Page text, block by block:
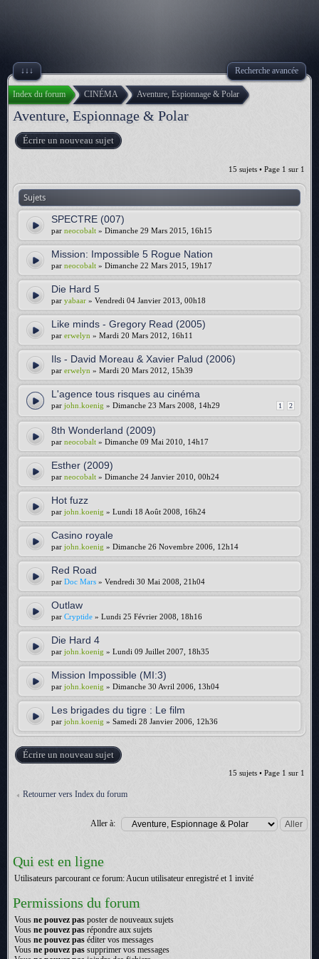
↓↓↓ Recherche avancée
Index du forum CINÉMA Aventure, Espionnage & Polar
Aventure, Espionnage & Polar
Écrire un nouveau sujet
15 sujets • Page 1 sur 1
Sujets
SPECTRE (007)
par neocobalt » Dimanche 29 Mars 2015, 16h15
Mission: Impossible 5 Rogue Nation
par neocobalt » Dimanche 22 Mars 2015, 19h17
Die Hard 5
par yabaar » Vendredi 04 Janvier 2013, 00h18
Like minds - Gregory Read (2005)
par erwelyn » Mardi 20 Mars 2012, 16h11
Ils - David Moreau & Xavier Palud (2006)
par erwelyn » Mardi 20 Mars 2012, 15h39
L'agence tous risques au cinéma
1 2
par john.koenig » Dimanche 23 Mars 2008, 14h29
8th Wonderland (2009)
par neocobalt » Dimanche 09 Mai 2010, 14h17
Esther (2009)
par neocobalt » Dimanche 24 Janvier 2010, 00h24
Hot fuzz
par john.koenig » Lundi 18 Août 2008, 16h24
Casino royale
par john.koenig » Dimanche 26 Novembre 2006, 12h14
Red Road
par Doc Mars » Vendredi 30 Mai 2008, 21h04
Outlaw
par Cryptide » Lundi 25 Février 2008, 18h16
Die Hard 4
par john.koenig » Lundi 09 Juillet 2007, 18h35
Mission Impossible (MI:3)
par john.koenig » Dimanche 30 Avril 2006, 13h04
Les brigades du tigre : Le film
par john.koenig » Samedi 28 Janvier 2006, 12h36
Écrire un nouveau sujet
15 sujets • Page 1 sur 1
Retourner vers Index du forum
Aller à:
Qui est en ligne
Utilisateurs parcourant ce forum: Aucun utilisateur enregistré et 1 invité
Permissions du forum
Vous ne pouvez pas poster de nouveaux sujets
Vous ne pouvez pas répondre aux sujets
Vous ne pouvez pas éditer vos messages
Vous ne pouvez pas supprimer vos messages